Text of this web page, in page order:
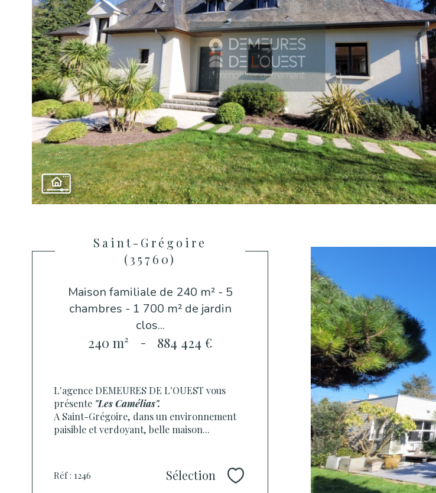
Saint-Grégoire
(35760)
Maison familiale de 240 m² - 5
chambres - 1 700 m² de jardin
clos...
240 m² - 884 424 €
L'agence DEMEURES DE L'OUEST vous
présente "Les Camélias".
A Saint-Grégoire, dans un environnement
paisible et verdoyant, belle maison...
Réf : 1246 Sélection Sélectionner